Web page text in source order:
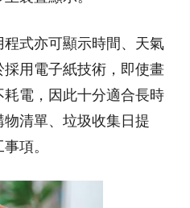
式亦可顯示時間、天氣
用電子紙技術，即使畫
電，因此十分適合長時
清單、垃圾收集日提
項。